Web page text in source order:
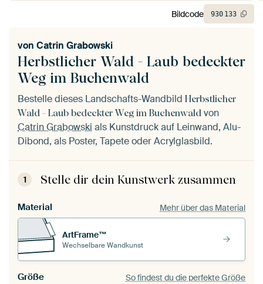
Herbstlicher Wald - Laub bedeckter
Weg im Buchenwald
von Catrin Grabowski
Bestelle dieses Landschafts-Wandbild Herbstlicher
Wald - Laub bedeckter Weg im Buchenwald von
Catrin Grabowski als Kunstdruck auf Leinwand, Alu-
Dibond, als Poster, Tapete oder Acrylglasbild.
1 Stelle dir dein Kunstwerk zusammen
Material Mehr über das Material
ArtFrame™
Wechselbare Wandkunst
Größe So findest du die perfekte Größe
Bildcode 930 133